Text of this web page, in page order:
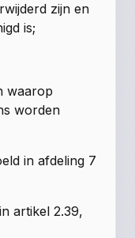
zijn en
is;
waarop
worden
in afdeling 7
artikel 2.39,